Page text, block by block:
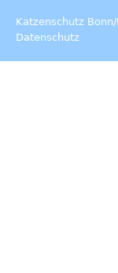
Katzenschutz
Datenschutz